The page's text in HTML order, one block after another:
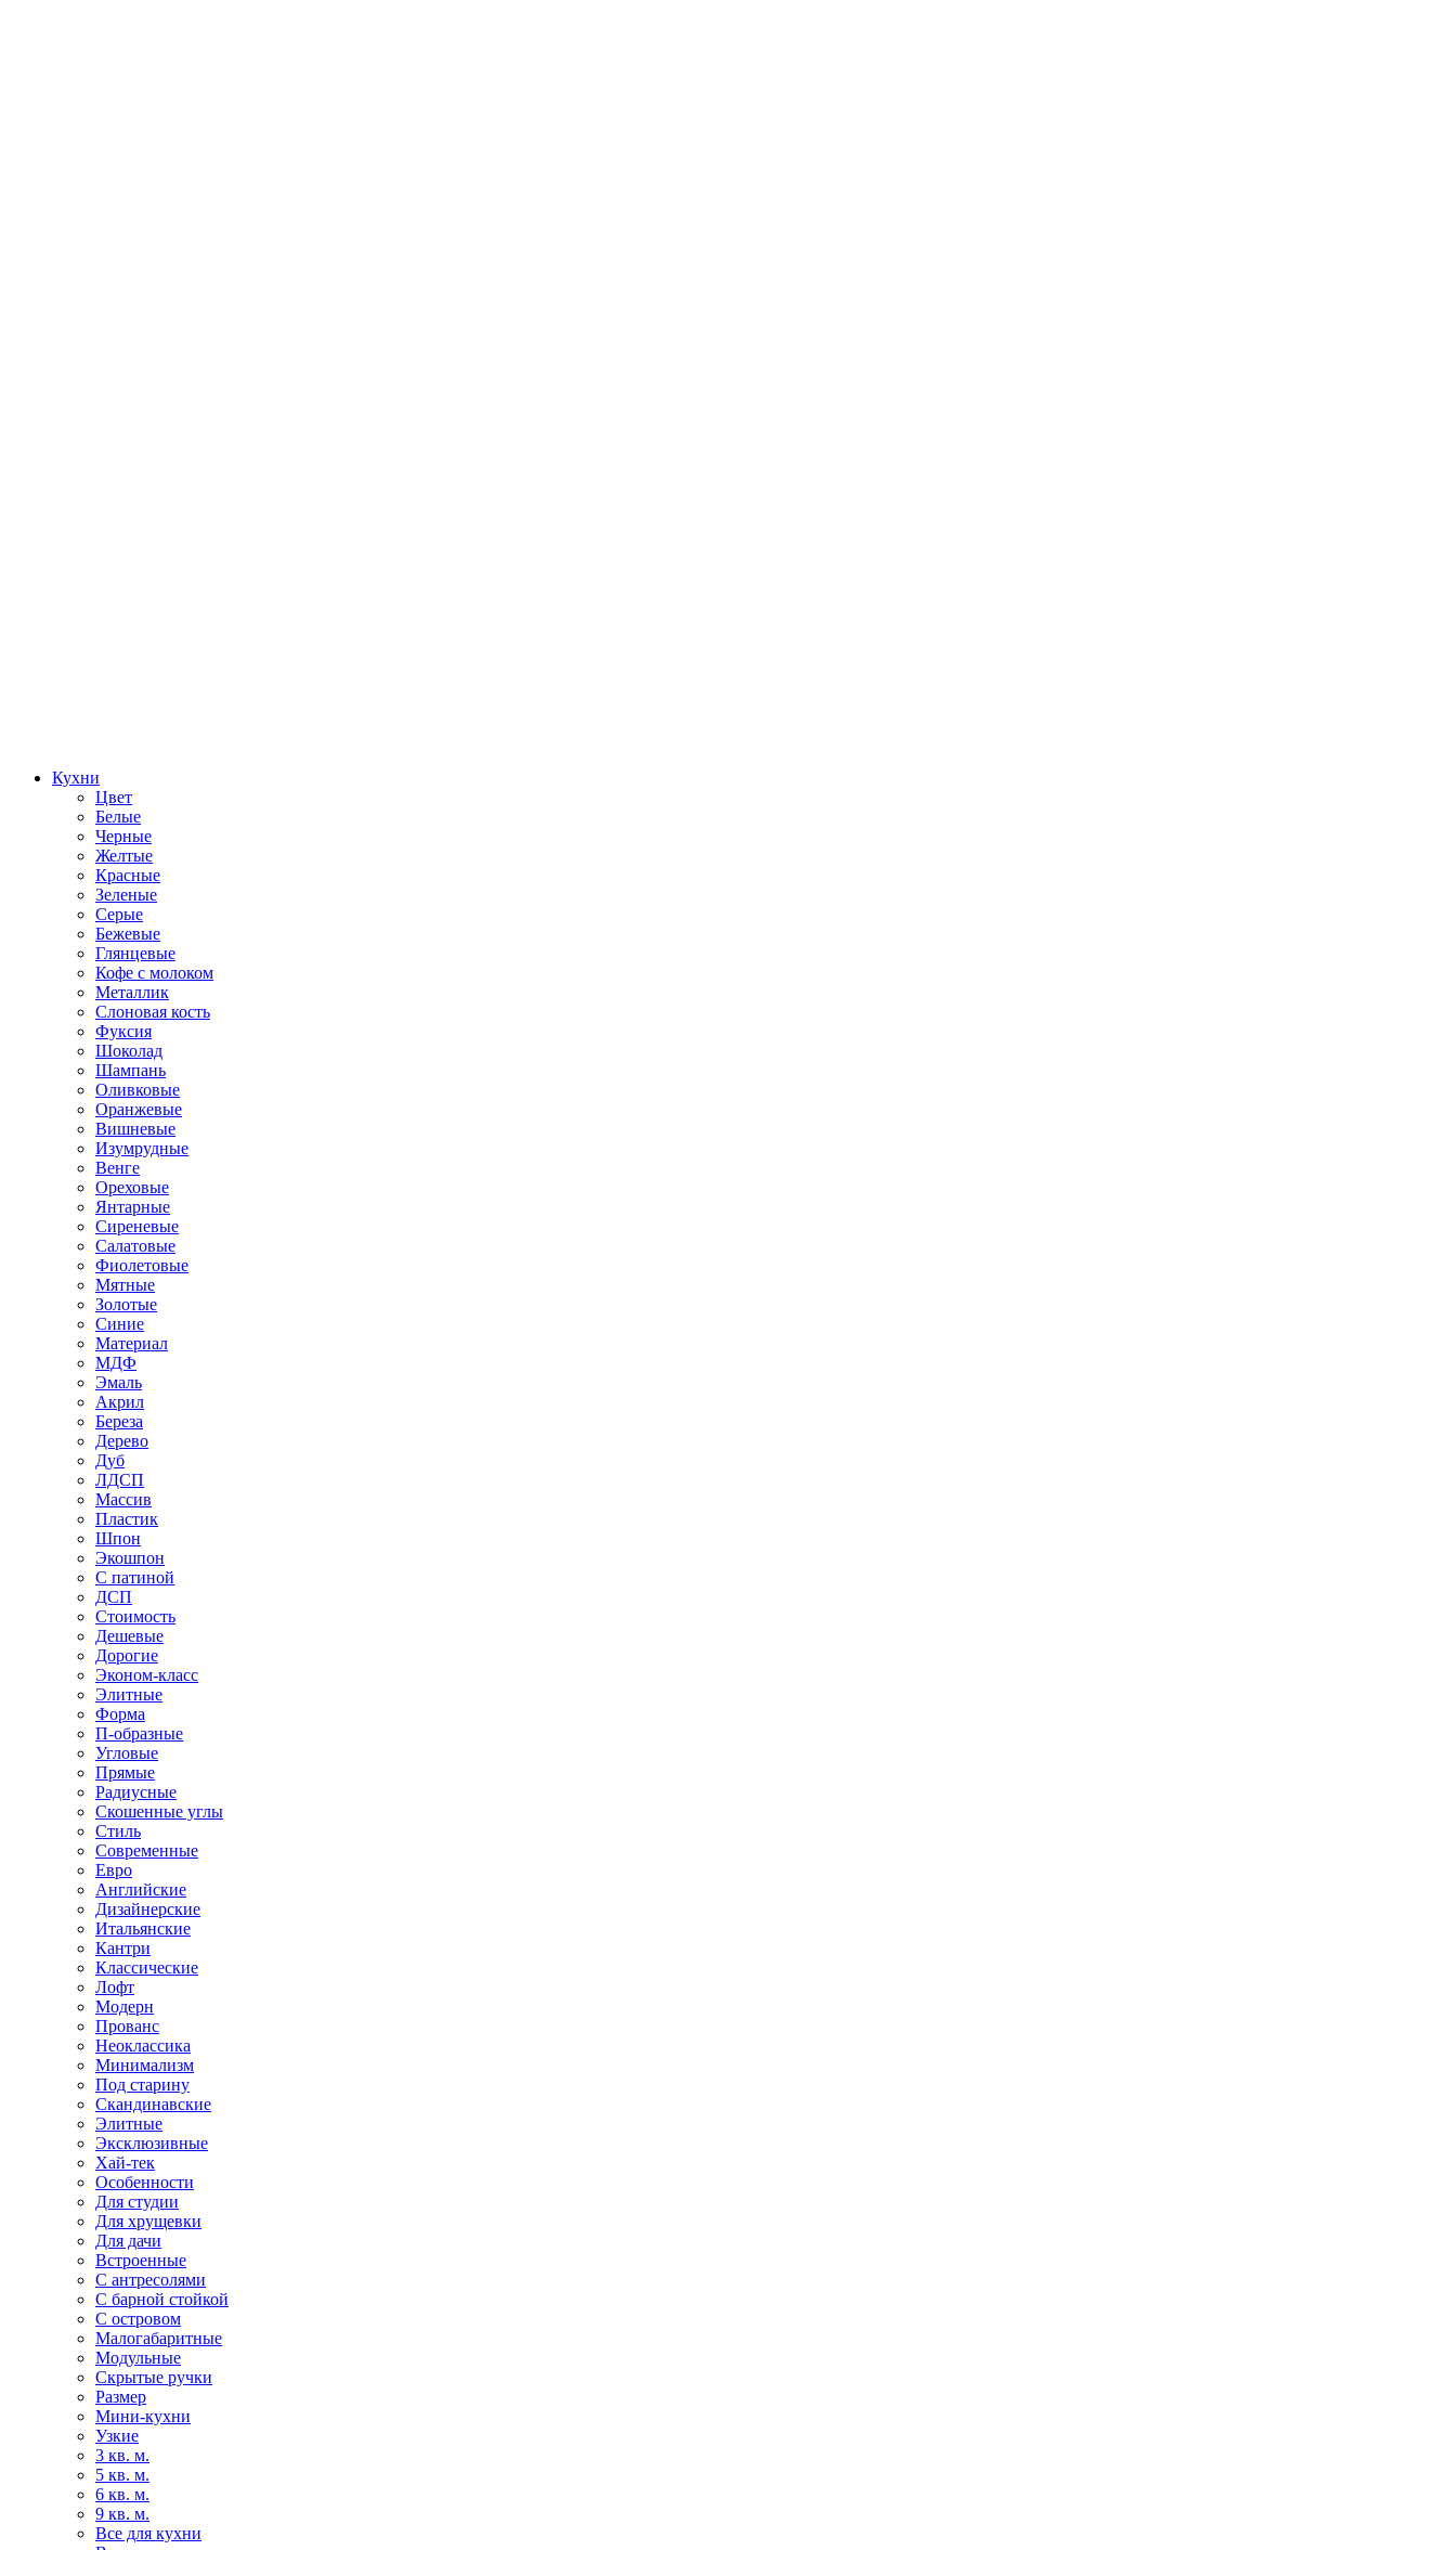
Кухни
Цвет
Белые
Черные
Желтые
Красные
Зеленые
Серые
Бежевые
Глянцевые
Кофе с молоком
Металлик
Слоновая кость
Фуксия
Шоколад
Шампань
Оливковые
Оранжевые
Вишневые
Изумрудные
Венге
Ореховые
Янтарные
Сиреневые
Салатовые
Фиолетовые
Мятные
Золотые
Синие
Материал
МДФ
Эмаль
Акрил
Береза
Дерево
Дуб
ЛДСП
Массив
Пластик
Шпон
Экошпон
С патиной
ДСП
Стоимость
Дешевые
Дорогие
Эконом-класс
Элитные
Форма
П-образные
Угловые
Прямые
Радиусные
Скошенные углы
Стиль
Современные
Евро
Английские
Дизайнерские
Итальянские
Кантри
Классические
Лофт
Модерн
Прованс
Неоклассика
Минимализм
Под старину
Скандинавские
Элитные
Эксклюзивные
Хай-тек
Особенности
Для студии
Для хрущевки
Для дачи
Встроенные
С антресолями
С барной стойкой
С островом
Малогабаритные
Модульные
Скрытые ручки
Размер
Мини-кухни
Узкие
3 кв. м.
5 кв. м.
6 кв. м.
9 кв. м.
Все для кухни